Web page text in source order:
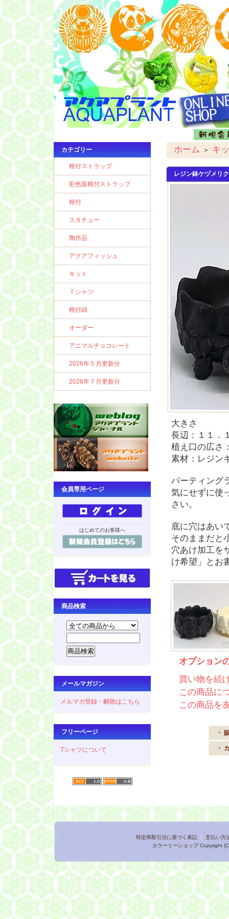
カテゴリー
根付ストラップ
彩色版根付ストラップ
根付
スタチュー
陶作品
アクアフィッシュ
キット
Ｔシャツ
根付紐
オーダー
アニマルチョコレート
2026年５月更新分
2026年７月更新分
会員専用ページ
はじめてのお客様へ
商品検索
メールマガジン
メルマガ登録・解除はこちら
フリーページ
Tシャツについて
ホーム ＞ キ
レジン鉢ケヅメリ
大きさ
長辺：１１．
植え口の広さ
素材：レジン
パーティング
気にせずに使
さい。
底に穴はあい
そのままだと
穴あけ加工を
け希望」とお
オプション
買い物を続
この商品に
この商品を
・
・
特定商取引法に基づく表記
支払い方
カラーミーショップCopyright